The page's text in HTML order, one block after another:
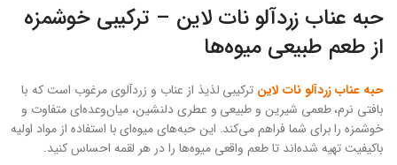
حبه عناب زردآلو نات لاین – ترکیبی خوشمزه
از طعم طبیعی میوه‌ها
حبه عناب زردآلو نات لاین ترکیبی لذیذ از عناب و زردآلوی مرغوب است که با
بافتی نرم، طعمی شیرین و طبیعی و عطری دلنشین، میان‌وعده‌ای متفاوت و
خوشمزه را برای شما فراهم می‌کند. این حبه‌های میوه‌ای با استفاده از مواد اولیه
باکیفیت تهیه شده‌اند تا طعم واقعی میوه‌ها را در هر لقمه احساس کنید.